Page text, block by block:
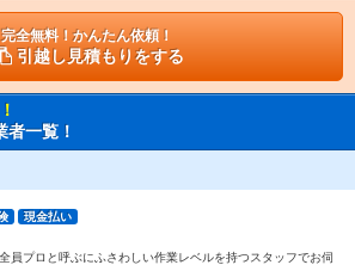
完全無料！かんたん依頼！
引越し見積もりをする
一覧！
現金払い
員プロと呼ぶにふさわしい作業レベルを持つスタッフでお伺